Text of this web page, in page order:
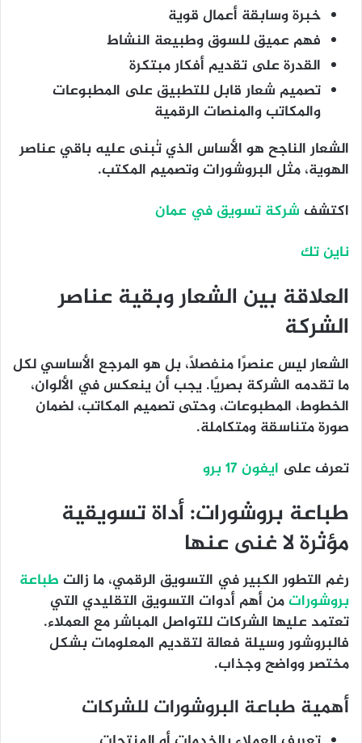
خبرة وسابقة أعمال قوية
فهم عميق للسوق وطبيعة النشاط
القدرة على تقديم أفكار مبتكرة
تصميم شعار قابل للتطبيق على المطبوعات
والمكاتب والمنصات الرقمية
الشعار الناجح هو الأساس الذي تُبنى عليه باقي عناصر
الهوية، مثل البروشورات وتصميم المكتب.
اكتشف شركة تسويق في عمان
ناين تك
العلاقة بين الشعار وبقية عناصر
الشركة
الشعار ليس عنصرًا منفصلًا، بل هو المرجع الأساسي لكل
ما تقدمه الشركة بصريًا. يجب أن ينعكس في الألوان،
الخطوط، المطبوعات، وحتى تصميم المكاتب، لضمان
صورة متناسقة ومتكاملة.
تعرف على ايفون ١٧ برو
طباعة بروشورات: أداة تسويقية
مؤثرة لا غنى عنها
رغم التطور الكبير في التسويق الرقمي، ما زالت طباعة
بروشوراتمن أهم أدوات التسويق التقليدي التي
تعتمد عليها الشركات للتواصل المباشر مع العملاء.
فالبروشور وسيلة فعالة لتقديم المعلومات بشكل
مختصر وواضح وجذاب.
أهمية طباعة البروشورات للشركات